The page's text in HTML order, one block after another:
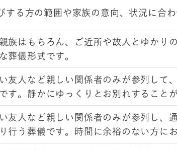
る方の範囲や家族の意向、状況に合わ
族はもちろん、ご近所や故人とゆかり
葬儀形式です。
友人など親しい関係者のみが参列して
す。静かにゆっくりとお別れすること
友人など親しい関係者のみが参列し、
行う葬儀です。時間に余裕のない方に